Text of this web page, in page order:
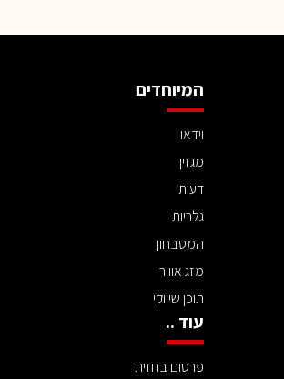
המיוחדים
וידאו
מגזין
דעות
גלריות
המטבחון
מזג אוויר
תוכן שיווקי
עוד ..
פרסום בחזית